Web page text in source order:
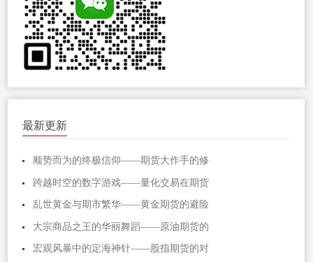
最新更新
顺势而为的终极信仰——期货大作手的修
跨越时空的数字游戏——量化交易在期货
乱世黄金与期市繁华——黄金期货的避险
大宗商品之王的华丽舞蹈——原油期货的
宏观风暴中的定海神针——股指期货的对